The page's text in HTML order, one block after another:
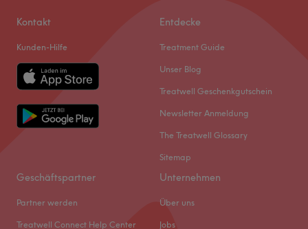
Kontakt
Kunden-Hilfe
Entdecke
Treatment Guide
Unser Blog
Treatwell Geschenkgutschein
Newsletter Anmeldung
The Treatwell Glossary
Sitemap
Geschäftspartner
Partner werden
Treatwell Connect Help Center
Unternehmen
Über uns
Jobs